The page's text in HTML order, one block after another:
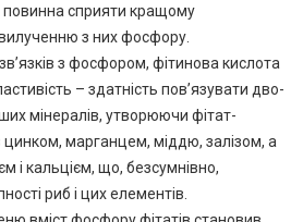
сприяти кращому
з них фосфору.
з фосфором, фітинова кислота
– здатність пов’язувати дво-
мінералів, утворюючи фітат-
цинком, марганцем, міддю, залізом, а
і кальцієм, що, безсумнівно,
риб і цих елементів.